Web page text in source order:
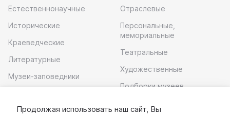
Естественнонаучные
Исторические
Краеведческие
Литературные
Музеи-заповедники
Отраслевые
Персональные,
мемориальные
Театральные
Художественные
Подборки музеев
Продолжая использовать наш сайт, Вы